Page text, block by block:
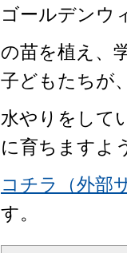
ゴールデンウ
の苗を植え、
子どもたちが
水やりをして
に育ちます
コチラ（外部
す。